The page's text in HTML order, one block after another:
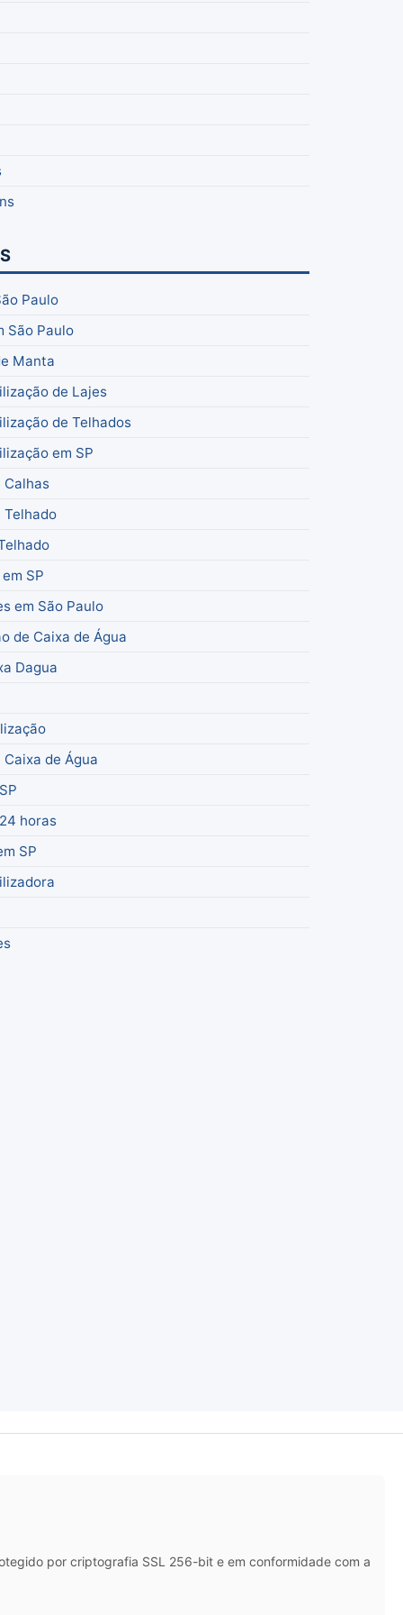
Paulo
São Paulo
Manta
de Lajes
de Telhados
em SP
Calhas
Telhado
SP
em São Paulo
de Caixa de Água
Dagua
de Água
horas
SP
por criptografia SSL 256-bit e em conformidade com a